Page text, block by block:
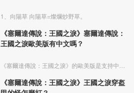
1、向陽草 向陽草=燦爛炒野草。
《塞爾達傳說：王國之淚》塞爾達傳說：
王國之淚歐美版有中文嗎？
《塞爾達傳說：王國之淚》王國之淚穿盔